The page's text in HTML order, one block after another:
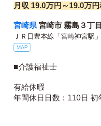
月収 19.0万円～19.0万円
宮崎県 宮崎市 霧島３丁
ＪＲ日豊本線「宮崎神宮駅
MAP
■介護福祉士
有給休暇
年間休日日数：110日 初年度有給日数：10日 最